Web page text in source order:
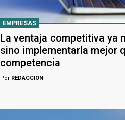
EMPRESAS
La ventaja competitiva ya
sino implementarla mejor
competencia
Por REDACCION